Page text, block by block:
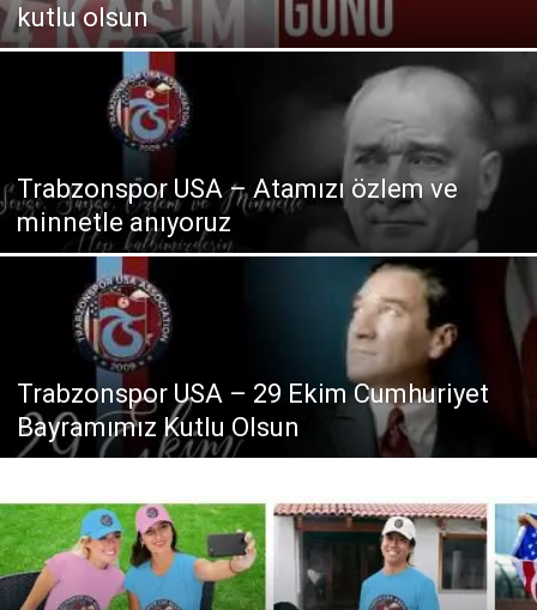
kutlu olsun
Trabzonspor USA – Atamızı özlem ve
minnetle anıyoruz
Trabzonspor USA – 29 Ekim Cumhuriyet
Bayramımız Kutlu Olsun